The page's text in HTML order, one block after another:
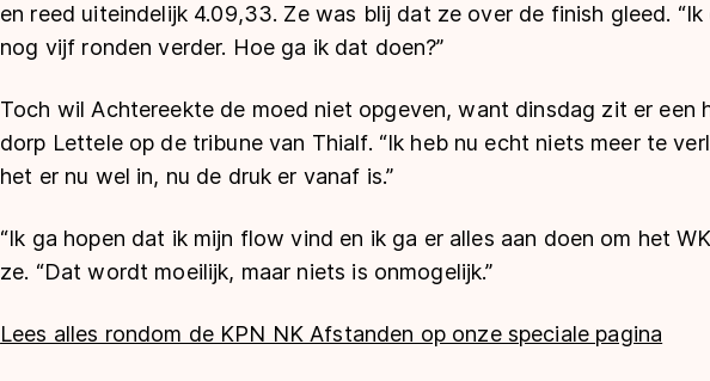
en reed uiteindelijk 4.09,33. Ze was blij dat ze over de finish gleed.
nog vijf ronden verder. Hoe ga ik dat doen?”
Toch wil Achtereekte de moed niet opgeven, want dinsdag zit er een
dorp Lettele op de tribune van Thialf. “Ik heb nu echt niets meer te
het er nu wel in, nu de druk er vanaf is.”
“Ik ga hopen dat ik mijn flow vind en ik ga er alles aan doen om het
ze. “Dat wordt moeilijk, maar niets is onmogelijk.”
Lees alles rondom de KPN NK Afstanden op onze speciale pagina